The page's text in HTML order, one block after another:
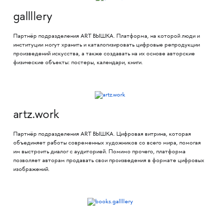
gallllery
Партнёр подразделения ART ВЫШКА. Платформа, на которой люди и
институции могут хранить и каталогизировать цифровые репродукции
произведений искусства, а также создавать на их основе авторские
физические объекты: постеры, календари, книги.
artz.work
Партнёр подразделения ART ВЫШКА. Цифровая витрина, которая
объединяет работы современных художников со всего мира, помогая
им выстроить диалог с аудиторией. Помимо прочего, платформа
позволяет авторам продавать свои произведения в формате цифровых
изображений.